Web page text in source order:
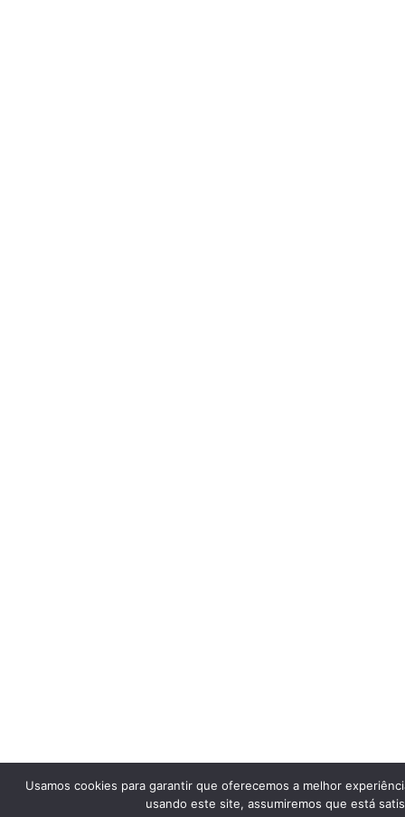
Usamos cookies para garantir que oferecemos a melhor
usando este site, assumiremos que está